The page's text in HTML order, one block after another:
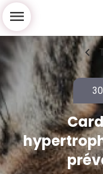
menu
chevron_left